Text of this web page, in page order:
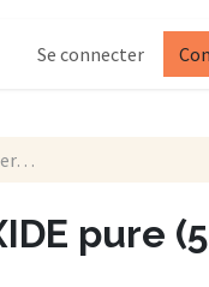
Se connecter
pure